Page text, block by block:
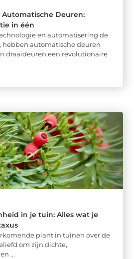
Deuren:
in één
en automatisering de
hebben automatische deuren
draaideuren een revolutionaire
in je tuin: Alles wat je
plant in tuinen over de
om zijn dichte,
...